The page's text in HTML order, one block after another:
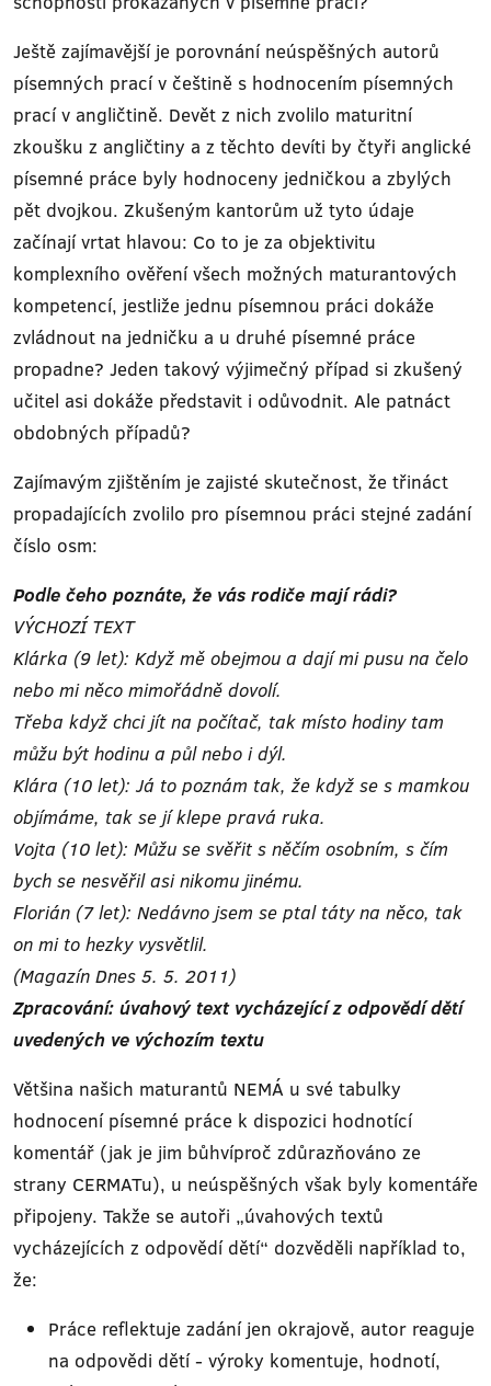
Ještě zajímavější je porovnání neúspěšných autorů
písemných prací v češtině s hodnocením písemných
prací v angličtině. Devět z nich zvolilo maturitní
zkoušku z angličtiny a z těchto devíti by čtyři anglické
písemné práce byly hodnoceny jedničkou a zbylých
pět dvojkou. Zkušeným kantorům už tyto údaje
začínají vrtat hlavou: Co to je za objektivitu
komplexního ověření všech možných maturantových
kompetencí, jestliže jednu písemnou práci dokáže
zvládnout na jedničku a u druhé písemné práce
propadne? Jeden takový výjimečný případ si zkušený
učitel asi dokáže představit i odůvodnit. Ale patnáct
obdobných případů?
Zajímavým zjištěním je zajisté skutečnost, že třináct
propadajících zvolilo pro písemnou práci stejné zadání
číslo osm:
Podle čeho poznáte, že vás rodiče mají rádi?
VÝCHOZÍ TEXT
Klárka (9 let): Když mě obejmou a dají mi pusu na čelo
nebo mi něco mimořádně dovolí.
Třeba když chci jít na počítač, tak místo hodiny tam
můžu být hodinu a půl nebo i dýl.
Klára (10 let): Já to poznám tak, že když se s mamkou
objímáme, tak se jí klepe pravá ruka.
Vojta (10 let): Můžu se svěřit s něčím osobním, s čím
bych se nesvěřil asi nikomu jinému.
Florián (7 let): Nedávno jsem se ptal táty na něco, tak
on mi to hezky vysvětlil.
(Magazín Dnes 5. 5. 2011)
Zpracování: úvahový text vycházející z odpovědí dětí
uvedených ve výchozím textu
Většina našich maturantů NEMÁ u své tabulky
hodnocení písemné práce k dispozici hodnotící
komentář (jak je jim bůhvíproč zdůrazňováno ze
strany CERMATu), u neúspěšných však byly komentáře
připojeny. Takže se autoři „úvahových textů
vycházejících z odpovědí dětí“ dozvěděli například to,
že:
Práce reflektuje zadání jen okrajově, autor reaguje
na odpovědi dětí - výroky komentuje, hodnotí,